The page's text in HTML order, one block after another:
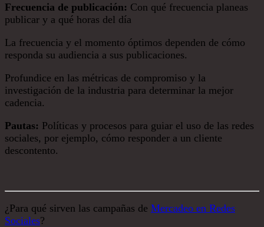
Frecuencia de publicación: Con qué frecuencia planeas
publicar y a qué horas del día
La frecuencia y el momento óptimos dependen de cómo
responda su audiencia a sus publicaciones.
Profundice en las métricas de compromiso y la
investigación de la industria para determinar la mejor
cadencia.
Pautas: Políticas y procesos para guiar el uso de las redes
sociales, por ejemplo, cómo responder a un cliente
descontento.
¿Para qué sirven las campañas de Mercadeo en Redes
Sociales?